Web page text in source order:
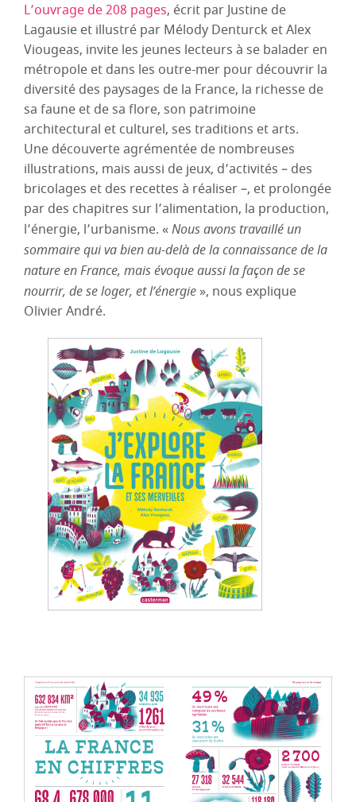
L’ouvrage de 208 pages, écrit par Justine de
Lagausie et illustré par Mélody Denturck et Alex
Viougeas, invite les jeunes lecteurs à se balader en
métropole et dans les outre-mer pour découvrir la
diversité des paysages de la France, la richesse de
sa faune et de sa flore, son patrimoine
architectural et culturel, ses traditions et arts.
Une découverte agrémentée de nombreuses
illustrations, mais aussi de jeux, d’activités – des
bricolages et des recettes à réaliser –, et prolongée
par des chapitres sur l’alimentation, la production,
l’énergie, l’urbanisme. «Nous avons travaillé un
sommaire qui va bien au-delà de la connaissance de la
nature en France, mais évoque aussi la façon de se
nourrir, de se loger, et l’énergie », nous explique
Olivier André.